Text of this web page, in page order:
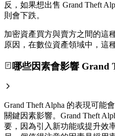
反，如果想出售 Grand Theft
則會下跌。
加密資產買方與賣方之間的這
原因，在數位資產領域中，這
哪些因素會影響 Grand
Grand Theft Alpha 的表現可能
關鍵因素影響。Grand Theft
要，因為引入新功能或提升效